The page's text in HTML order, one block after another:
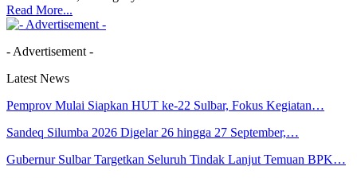
Read More...
- Advertisement -
Latest News
Pemprov Mulai Siapkan HUT ke-22 Sulbar, Fokus Kegiatan…
Sandeq Silumba 2026 Digelar 26 hingga 27 September,…
Gubernur Sulbar Targetkan Seluruh Tindak Lanjut Temuan BPK…